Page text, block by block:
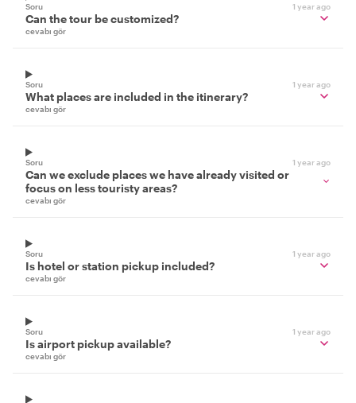
Soru 1 year ago
Can the tour be customized?
cevabı gör
Soru 1 year ago
What places are included in the itinerary?
cevabı gör
Soru 1 year ago
Can we exclude places we have already visited or
focus on less touristy areas?
cevabı gör
Soru 1 year ago
Is hotel or station pickup included?
cevabı gör
Soru 1 year ago
Is airport pickup available?
cevabı gör